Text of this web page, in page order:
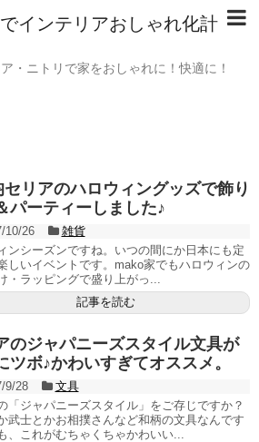
インテリアおしゃれ化計
・ニトリで家をおしゃれに！快適に！
セリアのハロウィングッズで飾り
パーティーしました♪
10/26
雑貨
ンシーズンですね。いつの間にか日本にも定
しいイベントです。mako家でもハロウィンの
・ラッピングで盛り上がっ...
記事を読む
のジャパニーズスタイル文具が
ツボ♪かわいすぎてオススメ。
9/28
文具
「ジャパニーズスタイル」をご存じですか？
武士とかお相撲さんなど和柄の文具なんです
、これがむちゃくちゃかわいい...